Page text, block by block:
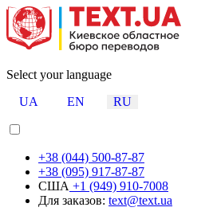
Select your language
UA
EN RU
+38 (044) 500-87-87
+38 (095) 917-87-87
США +1 (949) 910-7008
Для заказов: text@text.ua